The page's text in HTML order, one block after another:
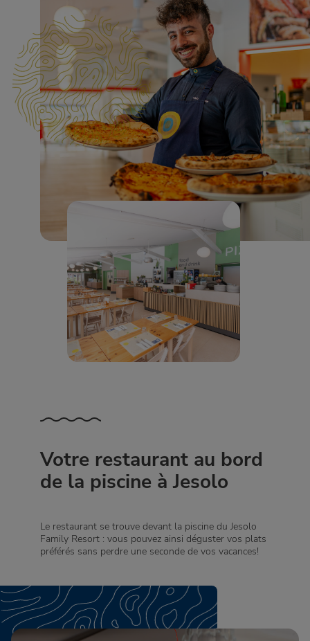
Votre restaurant au bord
de la piscine à Jesolo
Le restaurant se trouve devant la piscine du Jesolo
Family Resort : vous pouvez ainsi déguster vos plats
préférés sans perdre une seconde de vos vacances!